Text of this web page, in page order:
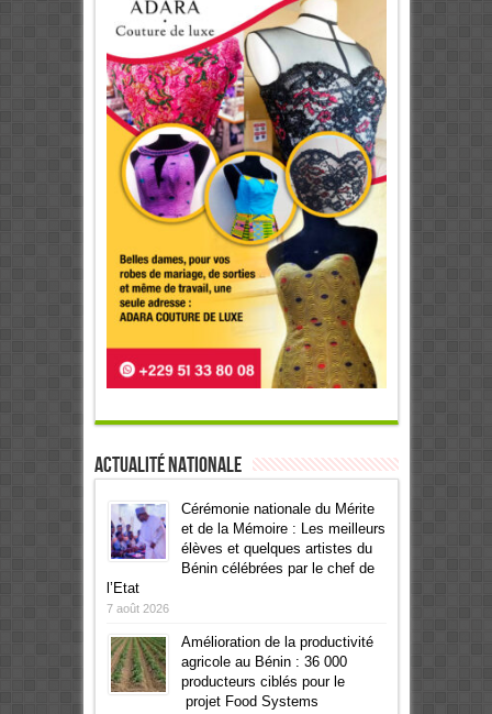
Actualité Nationale
Cérémonie nationale du Mérite
et de la Mémoire : Les meilleurs
élèves et quelques artistes du
Bénin célébrées par le chef de
l’Etat
7 août 2026
Amélioration de la productivité
agricole au Bénin : 36 000
producteurs ciblés pour le
projet Food Systems